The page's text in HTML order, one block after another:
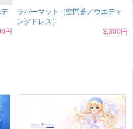
デ
円
ラバーマット（空門蒼／ウエディ
ングドレス）
3,300円